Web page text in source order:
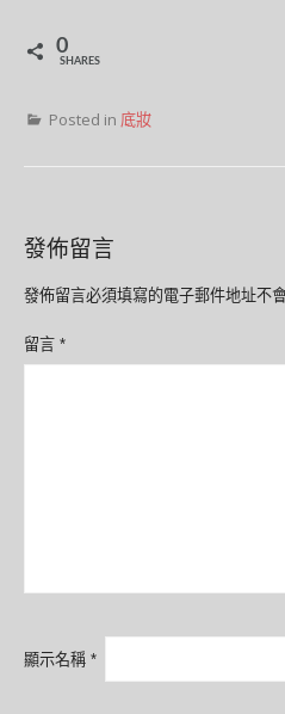
0
SHARES
Posted in 底妝
發佈留言
發佈留言必須填寫的電子郵件地址不
留言 *
顯示名稱 *